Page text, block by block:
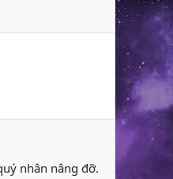
nhân nâng đỡ.